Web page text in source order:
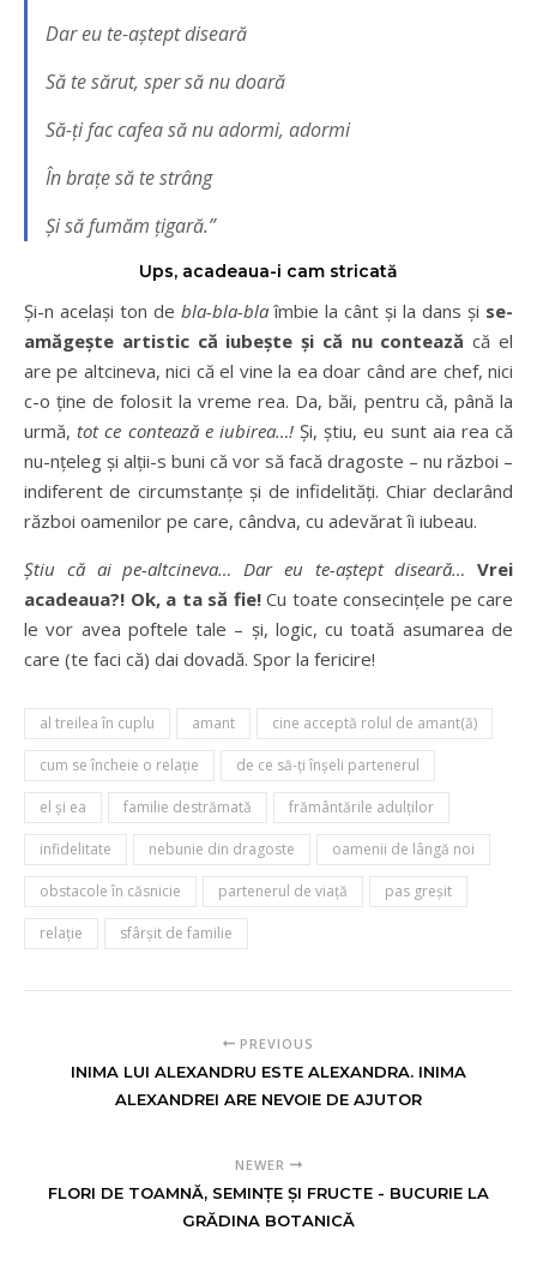
Dar eu te-aștept diseară
Să te sărut, sper să nu doară
Să-ți fac cafea să nu adormi, adormi
În brațe să te strâng
Și să fumăm țigară.”
Ups, acadeaua-i cam stricată
Și-n același ton de bla-bla-bla îmbie la cânt și la dans și se-
amăgește artistic că iubește și că nu contează că el
are pe altcineva, nici că el vine la ea doar când are chef, nici
c-o ține de folosit la vreme rea. Da, băi, pentru că, până la
urmă, tot ce contează e iubirea…!Și, știu, eu sunt aia rea că
nu-nțeleg și alții-s buni că vor să facă dragoste – nu război –
indiferent de circumstanțe și de infidelități. Chiar declarând
război oamenilor pe care, cândva, cu adevărat îi iubeau.
Știu că ai pe-altcineva… Dar eu te-aștept diseară… Vrei
acadeaua?! Ok, a ta să fie!Cu toate consecințele pe care
le vor avea poftele tale – și, logic, cu toată asumarea de
care (te faci că) dai dovadă. Spor la fericire!
al treilea în cuplu amant cine acceptă rolul de amant(ă)
cum se încheie o relaţie de ce să-ţi înşeli partenerul
el şi ea familie destrămată frământările adulților
infidelitate nebunie din dragoste oamenii de lângă noi
obstacole în căsnicie partenerul de viaţă pas greşit
relație sfârșit de familie
PREVIOUS
INIMA LUI ALEXANDRU ESTE ALEXANDRA. INIMA
ALEXANDREI ARE NEVOIE DE AJUTOR
NEWER
FLORI DE TOAMNĂ, SEMINȚE ȘI FRUCTE - BUCURIE LA
GRĂDINA BOTANICĂ